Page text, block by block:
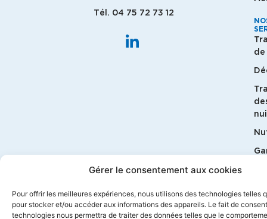
Gérer le consentement aux cookies
Pour offrir les meilleures expériences, nous utilisons des technologies telles
pour stocker et/ou accéder aux informations des appareils. Le fait de
technologies nous permettra de traiter des données telles que le
Tél. 04 75 72 73 12
de